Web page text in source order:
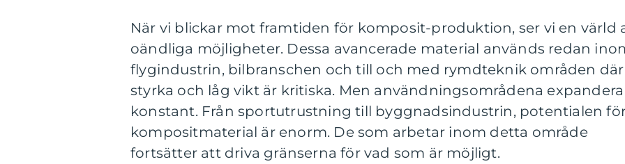
När vi blickar mot framtiden för komposit-produktion, ser vi en värld
oändliga möjligheter. Dessa avancerade material används redan
flygindustrin, bilbranschen och till och med rymdteknik områden där
styrka och låg vikt är kritiska. Men användningsområdena
konstant. Från sportutrustning till byggnadsindustrin, potentialen
kompositmaterial är enorm. De som arbetar inom detta område
fortsätter att driva gränserna för vad som är möjligt.